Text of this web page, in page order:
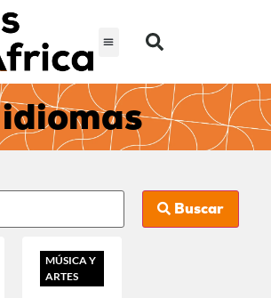
idiomas
Buscar
MÚSICA Y
ARTES